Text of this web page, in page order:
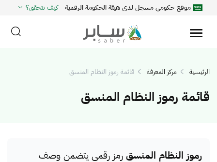
موقع حكومي مسجل لدى هيئة الحكومة الرقمية كيف تتحقق؟
الرئيسية مركز المعرفة قائمة رموز النظام المنسق
قائمة رموز النظام المنسق
رموز النظام المنسق رمز رقمي يتضمن وصف